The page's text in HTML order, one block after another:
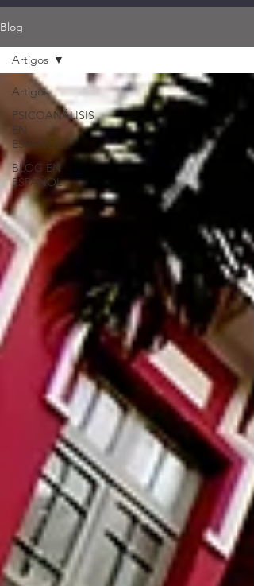
Blog
Artigos
PSICOANÁLISIS
EN
ESPAÑOL
BLOG EN
ESPAÑOL
Artigos